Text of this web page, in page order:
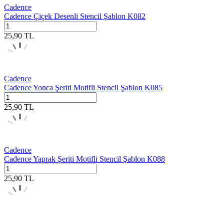
Cadence
Cadence Çiçek Desenli Stencil Şablon K082
25,90 TL
Cadence
Cadence Yonca Şeriti Motifli Stencil Şablon K085
25,90 TL
Cadence
Cadence Yaprak Şeriti Motifli Stencil Şablon K088
25,90 TL